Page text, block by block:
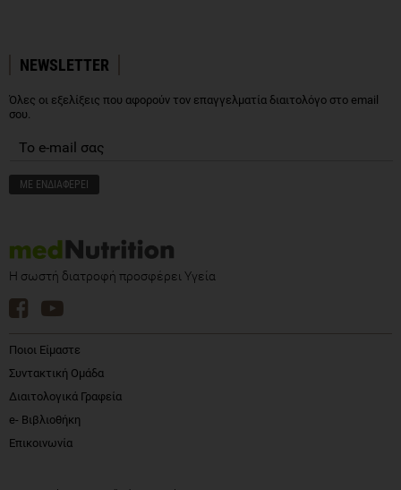
NEWSLETTER
Όλες οι εξελίξεις που αφορούν τον επαγγελματία διαιτολόγο στο email
σου.
Η σωστή διατροφή προσφέρει Υγεία
Ποιοι Είμαστε
Συντακτική Ομάδα
Διαιτολογικά Γραφεία
e- Βιβλιοθήκη
Επικοινωνία